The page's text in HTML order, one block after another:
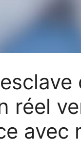
réel
avec